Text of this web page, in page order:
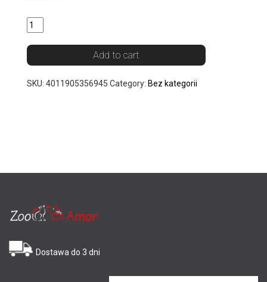
Add to cart
SKU: 4011905356945 Category: Bez kategorii
Dostawa do 3 dni